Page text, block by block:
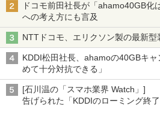
ドコモ前田社長が「ahamo40GB化
への考え方にも言及
NTTドコモ、エリクソン製の最新型
KDDI松田社長、ahamoの40GBキ
めて十分対抗できる」
[石川温の「スマホ業界 Watch」]
告げられた「KDDIのローミング終